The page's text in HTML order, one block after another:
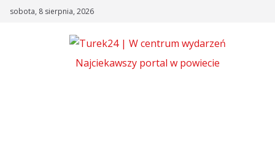
Skipsobota, 8 sierpnia, 2026
Najciekawszy portal w powiecie